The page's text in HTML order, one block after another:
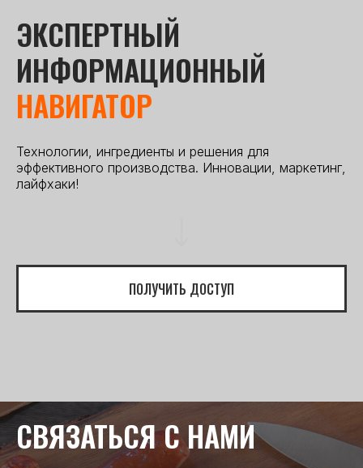
ЭКСПЕРТНЫЙ
ИНФОРМАЦИОННЫЙ
НАВИГАТОР
Технологии, ингредиенты и решения для
эффективного производства. Инновации, маркетинг,
лайфхаки!
ПОЛУЧИТЬ ДОСТУП
СВЯЗАТЬСЯ С НАМИ